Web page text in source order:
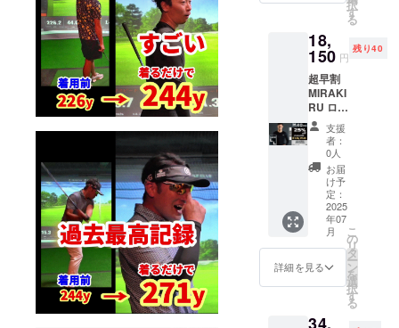
材の供
給状
況、製
造工程
上の都
合等に
より出
荷時期
が遅れ
る場合
があり
ます。
※適格請
求書発
行事業
番号:あ
り 適格
により
量産効
率が向
上した
場合、
正規販
売価格
が販売
予定価
格より
下がる
可能性
もござ
いま
す。 ※
状況、
使用部
問】
【注意
事項】
は必ず
お読み
くださ
い。 ※
デザイ
ン 仕様
は変更
になる
可能性
もござ
いま
す。ご
了承く
ださ
により
24,200
■CAMP
FIRE価
格：
18,150
円 サイ
ズ展
開：S,
M, L, LL
以下、
必読事
項 ※
ページ
下部に
ある、
【サイ
ズ
チャー
問】
択
す
る
18,
150 円
残り40
超早割
MIRAKI
RU ロン
グス
リーブ
25％off
サイ
ズ：LL
ラー：
ブラッ
ク ■一
般販売
価格 ：
24,200
■CAMP
支援
者：
0人
お届
け予
定：
2025
年07
月
詳細を見る
こ
の
リ
タ
ー
ン
を
選
択
す
る
34,